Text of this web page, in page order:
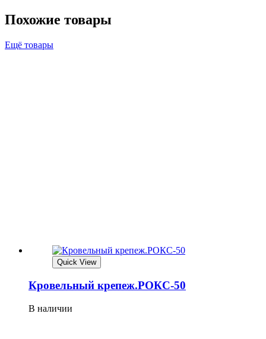
Похожие товары
Ещё товары
Quick View
Кровельный крепеж.РОКС-50
В наличии